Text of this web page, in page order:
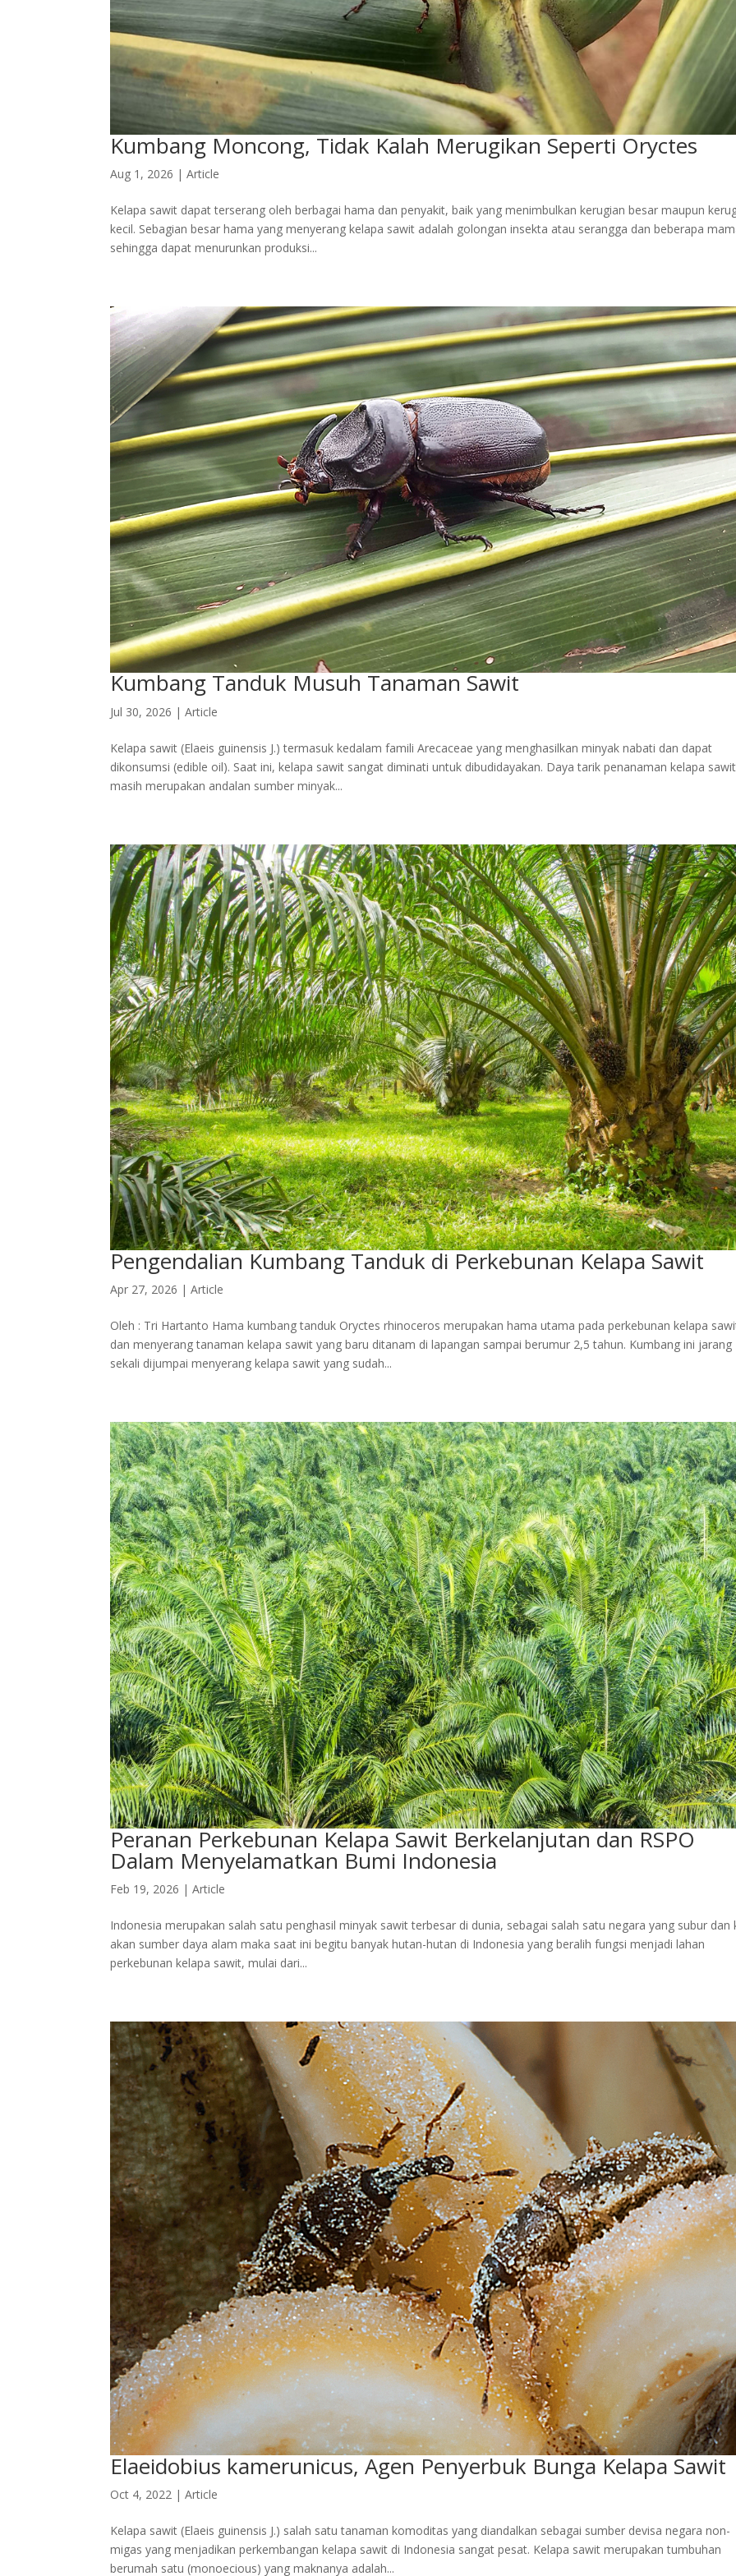
Kumbang Moncong, Tidak Kalah Merugikan Seperti Oryctes
Aug 1, 2026 |Article
Kelapa sawit dapat terserang oleh berbagai hama dan penyakit, baik yang menimbulkan kerugian besar maupun
kecil. Sebagian besar hama yang menyerang kelapa sawit adalah golongan insekta atau serangga dan beberapa
sehingga dapat menurunkan produksi...
Kumbang Tanduk Musuh Tanaman Sawit
Jul 30, 2026 |Article
Kelapa sawit (Elaeis guinensis J.) termasuk kedalam famili Arecaceae yang menghasilkan minyak nabati dan dapat
dikonsumsi (edible oil). Saat ini, kelapa sawit sangat diminati untuk dibudidayakan. Daya tarik penanaman kelapa sawit
masih merupakan andalan sumber minyak...
Pengendalian Kumbang Tanduk di Perkebunan Kelapa Sawit
Apr 27, 2026 |Article
Oleh : Tri Hartanto Hama kumbang tanduk Oryctes rhinoceros merupakan hama utama pada perkebunan kelapa
dan menyerang tanaman kelapa sawit yang baru ditanam di lapangan sampai berumur 2,5 tahun. Kumbang ini jarang
sekali dijumpai menyerang kelapa sawit yang sudah...
Peranan Perkebunan Kelapa Sawit Berkelanjutan dan RSPO
Dalam Menyelamatkan Bumi Indonesia
Feb 19, 2026 |Article
Indonesia merupakan salah satu penghasil minyak sawit terbesar di dunia, sebagai salah satu negara yang subur dan
akan sumber daya alam maka saat ini begitu banyak hutan-hutan di Indonesia yang beralih fungsi menjadi lahan
perkebunan kelapa sawit, mulai dari...
Elaeidobius kamerunicus, Agen Penyerbuk Bunga Kelapa Sawit
Oct 4, 2022 |Article
Kelapa sawit (Elaeis guinensis J.) salah satu tanaman komoditas yang diandalkan sebagai sumber devisa negara non-
migas yang menjadikan perkembangan kelapa sawit di Indonesia sangat pesat. Kelapa sawit merupakan tumbuhan
berumah satu (monoecious) yang maknanya adalah...